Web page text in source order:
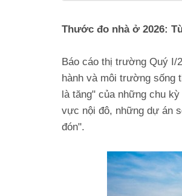
Thước đo nhà ở 2026:
Báo cáo thị trường Quý I/
hành và môi trường sống
là tăng" của những chu
vực nội đô, những dự án
đón".